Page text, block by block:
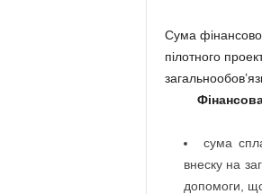
Сума
пілотного
Фінансова
сума
внеску на
допомоги,